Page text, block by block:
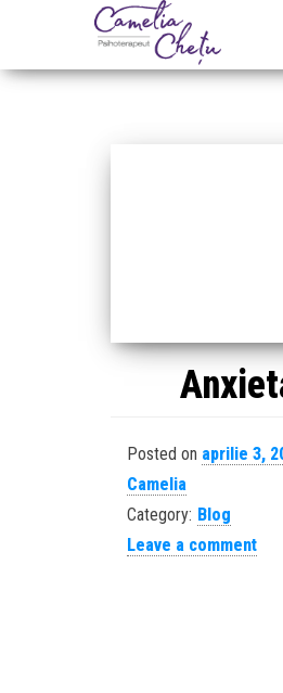
Posted on aprilie 3,
Camelia
Category: Blog
Leave a comment